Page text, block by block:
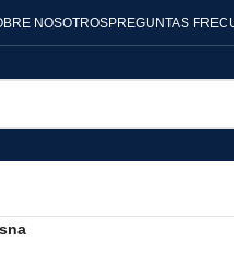
NOSOTROSPREGUNTAS